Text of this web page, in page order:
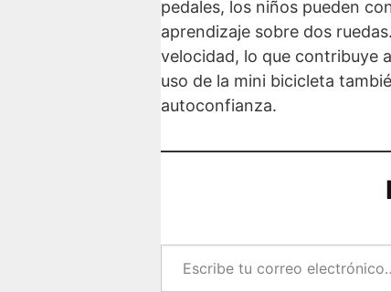
pedales, los niños pueden
aprendizaje sobre dos
velocidad, lo que contribuye
uso de la mini bicicleta
autoconfianza.
Escribe tu correo electrónico…